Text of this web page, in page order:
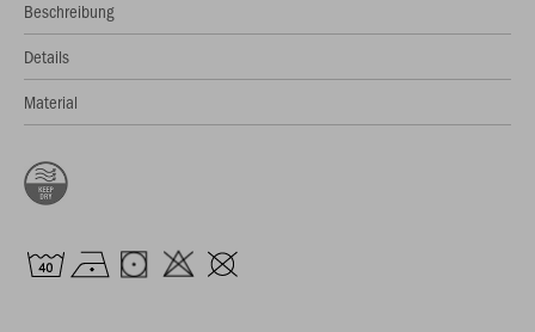
Beschreibung
Details
Material